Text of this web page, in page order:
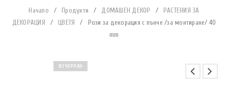
Начало / Продукти / ДОМАШЕН ДЕКОР /
РАСТЕНИЯ ЗА
ДЕКОРАЦИЯ
/ ЦВЕТЯ /
Рози за декорация с пънче /за монтиране/ 40
mm
ИЗЧЕРПАН